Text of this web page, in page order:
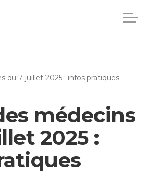
du 7 juillet 2025 : infos pratiques
médecins
2025 :